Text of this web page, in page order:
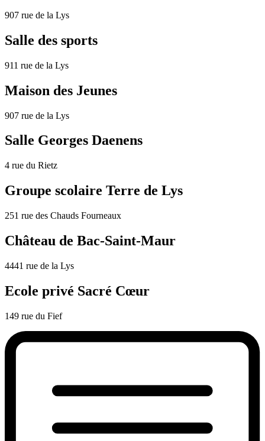
907 rue de la Lys
Salle des sports
911 rue de la Lys
Maison des Jeunes
907 rue de la Lys
Salle Georges Daenens
4 rue du Rietz
Groupe scolaire Terre de Lys
251 rue des Chauds Fourneaux
Château de Bac-Saint-Maur
4441 rue de la Lys
Ecole privé Sacré Cœur
149 rue du Fief